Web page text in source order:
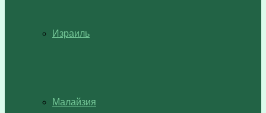
Израиль
Малайзия